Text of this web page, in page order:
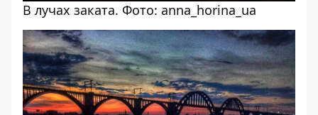
В лучах заката. Фото: anna_horina_ua